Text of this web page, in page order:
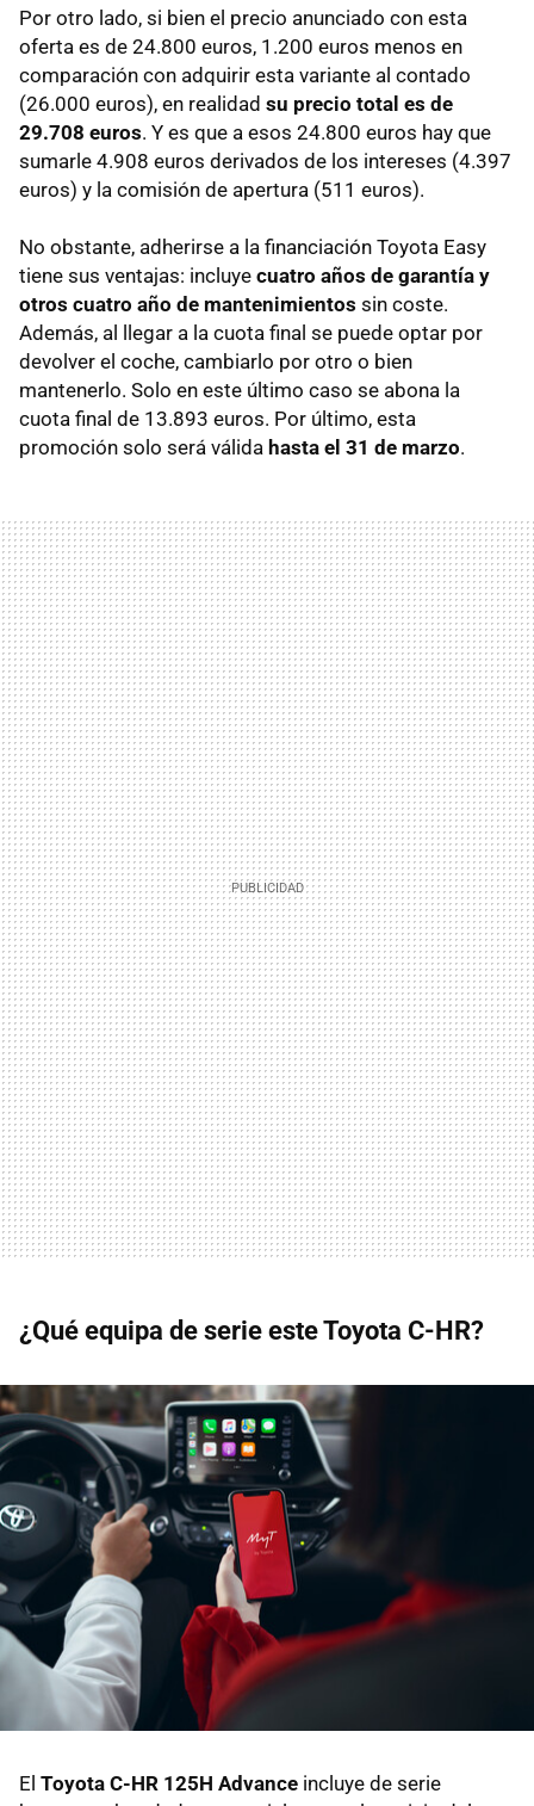
Por otro lado, si bien el precio anunciado con esta
oferta es de 24.800 euros, 1.200 euros menos en
comparación con adquirir esta variante al contado
(26.000 euros), en realidad su precio total es de
29.708 euros. Y es que a esos 24.800 euros hay que
sumarle 4.908 euros derivados de los intereses (4.397
euros) y la comisión de apertura (511 euros).
No obstante, adherirse a la financiación Toyota Easy
tiene sus ventajas: incluye cuatro años de garantía y
otros cuatro año de mantenimientos sin coste.
Además, al llegar a la cuota final se puede optar por
devolver el coche, cambiarlo por otro o bien
mantenerlo. Solo en este último caso se abona la
cuota final de 13.893 euros. Por último, esta
promoción solo será válida hasta el 31 de marzo.
¿Qué equipa de serie este Toyota C-HR?
El Toyota C-HR 125H Advance incluye de serie